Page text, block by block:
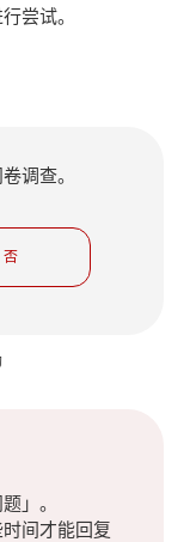
尝试。
调查。
否
」。
间才能回复